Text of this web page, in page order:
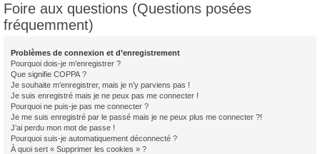
Foire aux questions (Questions posées
fréquemment)
Problèmes de connexion et d’enregistrement
Pourquoi dois-je m’enregistrer ?
Que signifie COPPA ?
Je souhaite m’enregistrer, mais je n’y parviens pas !
Je suis enregistré mais je ne peux pas me connecter !
Pourquoi ne puis-je pas me connecter ?
Je me suis enregistré par le passé mais je ne peux plus me connecter ?!
J’ai perdu mon mot de passe !
Pourquoi suis-je automatiquement déconnecté ?
À quoi sert « Supprimer les cookies » ?